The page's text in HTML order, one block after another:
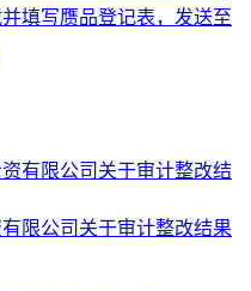
填写赝品登记表，发送至
限公司关于审计整改结果